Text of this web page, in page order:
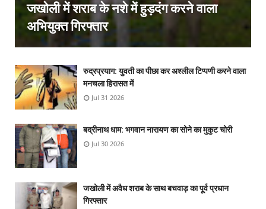
जखोली में शराब के नशे में हुड़दंग करने वाला
अभियुक्त गिरफ्तार
रुद्रप्रयाग: युवती का पीछा कर अश्लील टिप्पणी करने वाला
मनचला हिरासत में
Jul 31 2026
बद्रीनाथ धाम: भगवान नारायण का सोने का मुकुट चोरी
Jul 30 2026
जखोली में अवैध शराब के साथ बचवाड़ का पूर्व प्रधान
गिरफ्तार